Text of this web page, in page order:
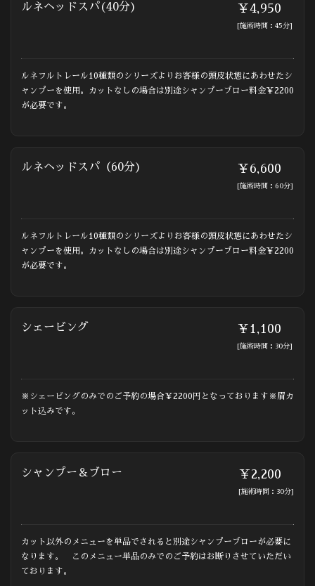
ルネヘッドスパ(40分) ￥4,950
[施術時間：45分]
ルネフルトレール10種類のシリーズよりお客様の頭皮状態にあわせたシ
ャンプーを使用。カットなしの場合は別途シャンプーブロー料金￥2200
が必要です。
ルネヘッドスパ（60分) ￥6,600
[施術時間：60分]
ルネフルトレール10種類のシリーズよりお客様の頭皮状態にあわせたシ
ャンプーを使用。カットなしの場合は別途シャンプーブロー料金￥2200
が必要です。
シェービング ￥1,100
[施術時間：30分]
※シェービングのみでのご予約の場合￥2200円となっております※眉カ
ット込みです。
シャンプー＆ブロー ￥2,200
[施術時間：30分]
カット以外のメニューを単品でされると別途シャンプーブローが必要に
なります。 このメニュー単品のみでのご予約はお断りさせていただい
ております。